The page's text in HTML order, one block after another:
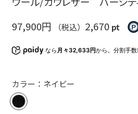
97,900円
（税込） 2,670 pt
なら 月々32,633円から。分割手
カラー：ネイビー